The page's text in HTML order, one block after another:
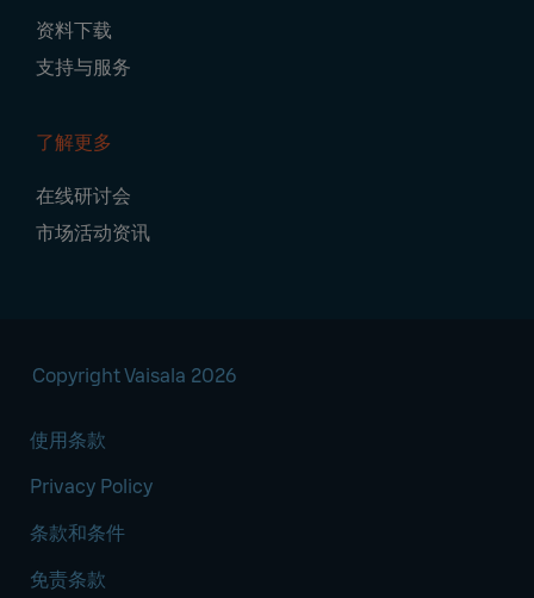
资料下载
支持与服务
了解更多
在线研讨会
市场活动资讯
Copyright Vaisala 2026
使用条款
Privacy Policy
条款和条件
免责条款